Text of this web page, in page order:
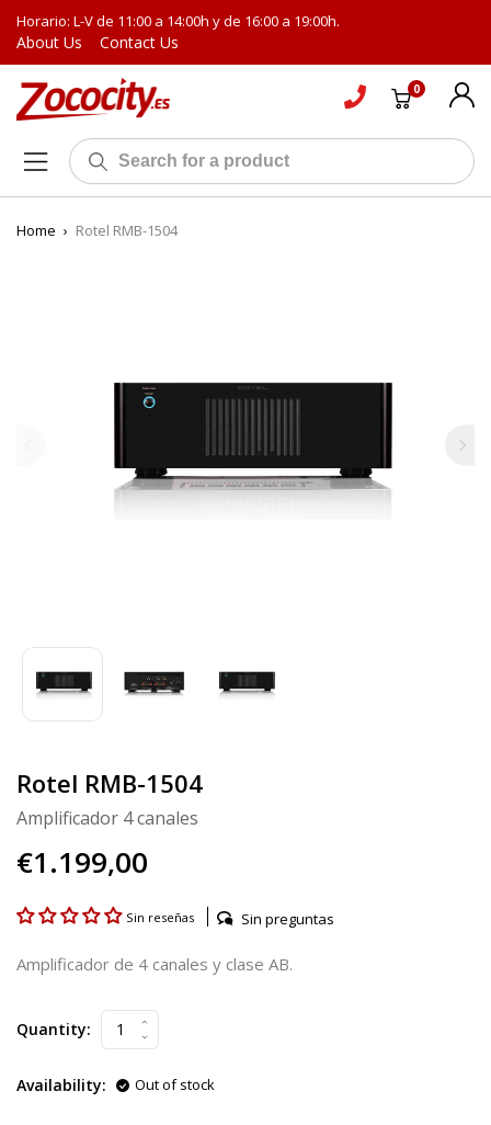
Horario: L-V de 11:00 a 14:00h y de 16:00 a 19:00h.
About Us Contact Us
0
Home › Rotel RMB-1504
Rotel RMB-1504
Amplificador 4 canales
€1.199,00
Sin reseñas Sin preguntas
Amplificador de 4 canales y clase AB.
Quantity:
Availability: Out of stock